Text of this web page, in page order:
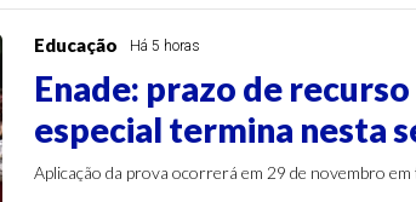
Educação Há 5 horas
Enade: prazo de
especial termina nesta
Aplicação da prova ocorrerá em 29 de novembro em